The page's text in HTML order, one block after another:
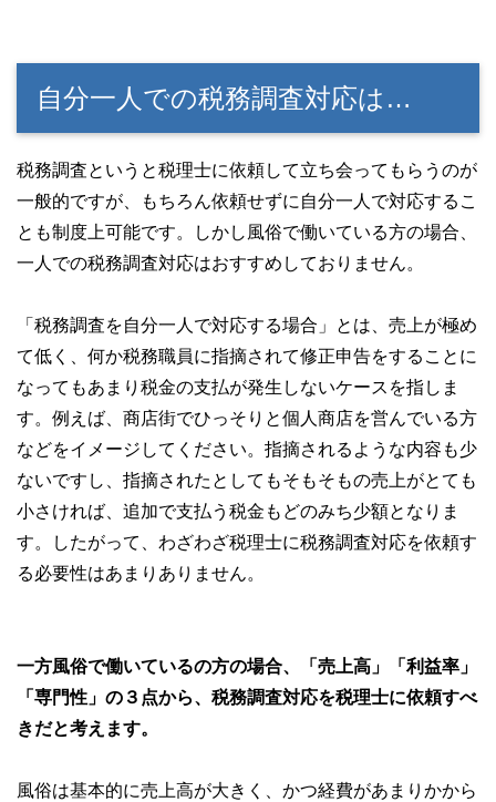
自分一人での税務調査対応は…
税務調査というと税理士に依頼して立ち会ってもらうのが
一般的ですが、もちろん依頼せずに自分一人で対応するこ
とも制度上可能です。しかし風俗で働いている方の場合、
一人での税務調査対応はおすすめしておりません。
「税務調査を自分一人で対応する場合」とは、売上が極め
て低く、何か税務職員に指摘されて修正申告をすることに
なってもあまり税金の支払が発生しないケースを指しま
す。例えば、商店街でひっそりと個人商店を営んでいる方
などをイメージしてください。指摘されるような内容も少
ないですし、指摘されたとしてもそもそもの売上がとても
小さければ、追加で支払う税金もどのみち少額となりま
す。したがって、わざわざ税理士に税務調査対応を依頼す
る必要性はあまりありません。
一方風俗で働いているの方の場合、「売上高」「利益率」
「専門性」の３点から、税務調査対応を税理士に依頼すべ
きだと考えます。
風俗は基本的に売上高が大きく、かつ経費があまりかから